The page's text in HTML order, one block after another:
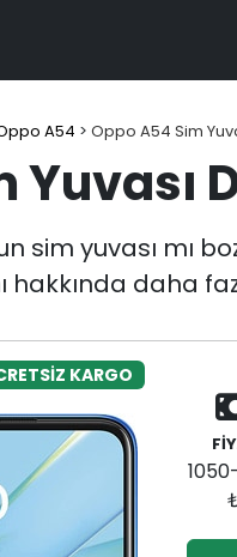
A54 > Oppo A54 Sim
Yuvası
sim yuvası mı
hakkında daha
KARGO